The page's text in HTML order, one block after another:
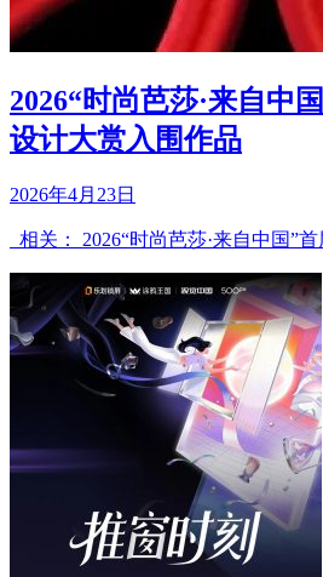
2026“时尚芭莎·来自中
设计大赏入围作品
2026年4月23日
相关： 2026“时尚芭莎·来自中国”